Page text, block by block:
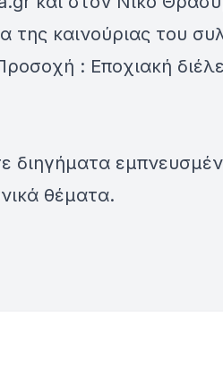
της καινούριας του
: Εποχιακή
διηγήματα
θέματα.